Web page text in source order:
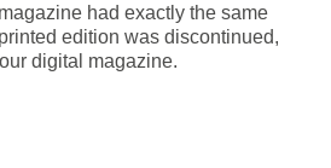
had exactly the same
edition was discontinued,
digital magazine.